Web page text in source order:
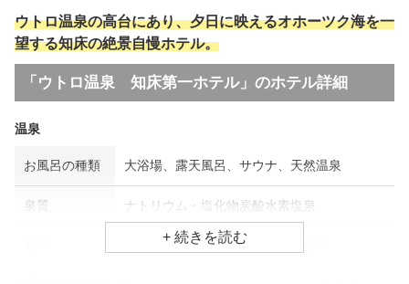
ウトロ温泉の高台にあり、夕日に映えるオホーツク海を一
望する知床の絶景自慢ホテル。
「ウトロ温泉 知床第一ホテル」のホテル詳細
温泉
お風呂の種類 大浴場、露天風呂、サウナ、天然温泉
泉質 ナトリウム・塩化物炭酸水素塩泉
神経痛、婦人病、リウマチ・神経病